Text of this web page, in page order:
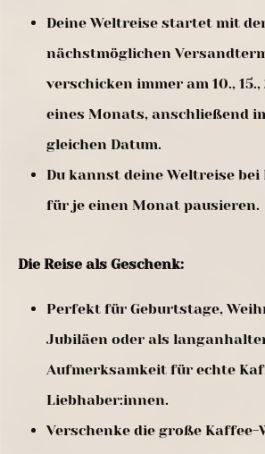
Deine Weltreise startet mit
nächstmöglichen
verschicken immer am 10., 15.,
eines Monats, anschließend
gleichen Datum.
Du kannst deine Weltreise
für je einen Monat pausieren.
Die Reise als Geschenk:
Perfekt für Geburtstage,
Jubiläen oder als
Aufmerksamkeit für echte
Liebhaber:innen.
Verschenke die große Kaffee-